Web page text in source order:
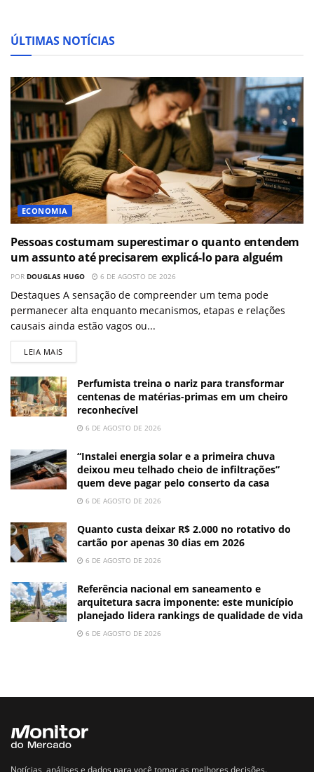
ÚLTIMAS NOTÍCIAS
ECONOMIA
Pessoas costumam superestimar o quanto entendem
um assunto até precisarem explicá-lo para alguém
POR DOUGLAS HUGO 6 DE AGOSTO DE 2026
Destaques A sensação de compreender um tema pode
permanecer alta enquanto mecanismos, etapas e relações
causais ainda estão vagos ou...
LEIA MAIS
Perfumista treina o nariz para transformar
centenas de matérias-primas em um cheiro
reconhecível
6 DE AGOSTO DE 2026
“Instalei energia solar e a primeira chuva
deixou meu telhado cheio de infiltrações”
quem deve pagar pelo conserto da casa
6 DE AGOSTO DE 2026
Quanto custa deixar R$ 2.000 no rotativo do
cartão por apenas 30 dias em 2026
6 DE AGOSTO DE 2026
Referência nacional em saneamento e
arquitetura sacra imponente: este município
planejado lidera rankings de qualidade de vida
6 DE AGOSTO DE 2026